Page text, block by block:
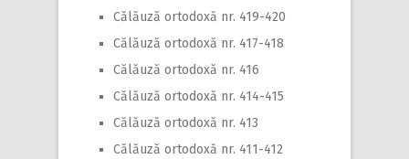
Călăuză ortodoxă nr. 419-420
Călăuză ortodoxă nr. 417-418
Călăuză ortodoxă nr. 416
Călăuză ortodoxă nr. 414-415
Călăuză ortodoxă nr. 413
Călăuză ortodoxă nr. 411-412